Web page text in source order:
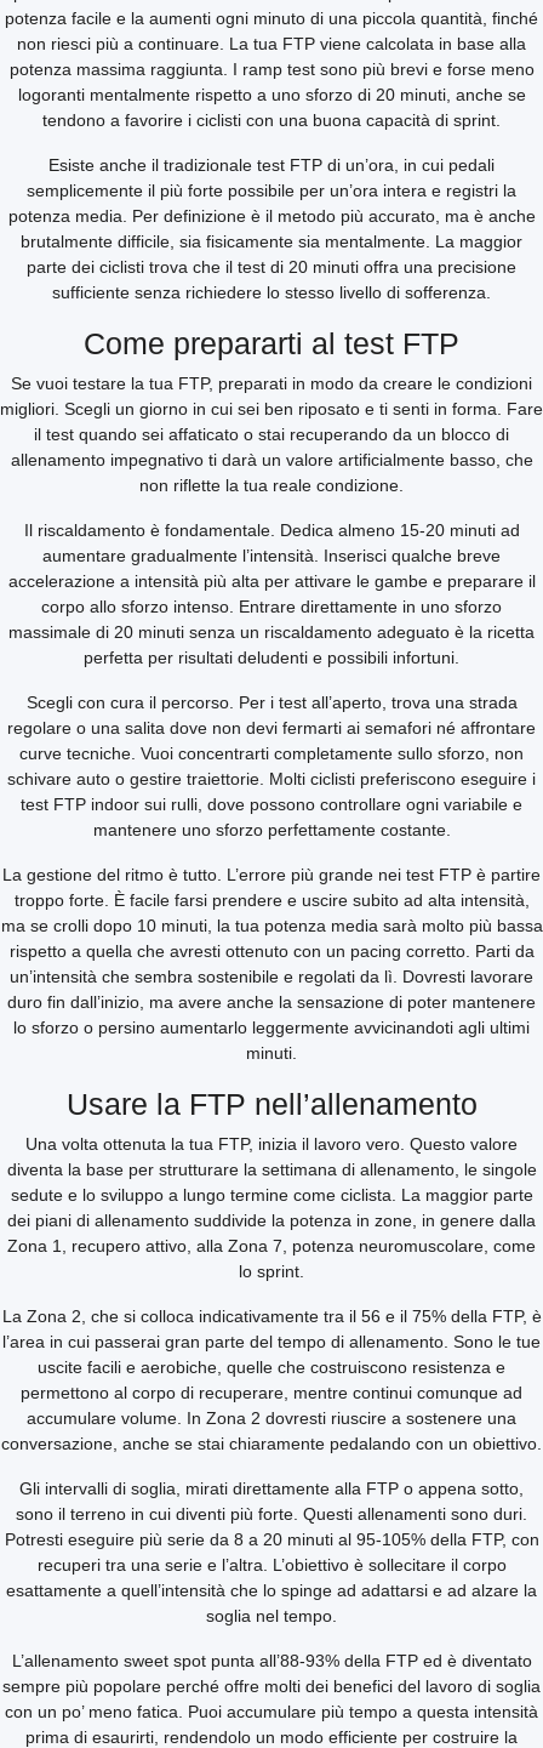
potenza facile e la aumenti ogni minuto di una piccola quantità, finché
non riesci più a continuare. La tua FTP viene calcolata in base alla
potenza massima raggiunta. I ramp test sono più brevi e forse meno
logoranti mentalmente rispetto a uno sforzo di 20 minuti, anche se
tendono a favorire i ciclisti con una buona capacità di sprint.
Esiste anche il tradizionale test FTP di un’ora, in cui pedali
semplicemente il più forte possibile per un’ora intera e registri la
potenza media. Per definizione è il metodo più accurato, ma è anche
brutalmente difficile, sia fisicamente sia mentalmente. La maggior
parte dei ciclisti trova che il test di 20 minuti offra una precisione
sufficiente senza richiedere lo stesso livello di sofferenza.
Come prepararti al test FTP
Se vuoi testare la tua FTP, preparati in modo da creare le condizioni
migliori. Scegli un giorno in cui sei ben riposato e ti senti in forma. Fare
il test quando sei affaticato o stai recuperando da un blocco di
allenamento impegnativo ti darà un valore artificialmente basso, che
non riflette la tua reale condizione.
Il riscaldamento è fondamentale. Dedica almeno 15-20 minuti ad
aumentare gradualmente l’intensità. Inserisci qualche breve
accelerazione a intensità più alta per attivare le gambe e preparare il
corpo allo sforzo intenso. Entrare direttamente in uno sforzo
massimale di 20 minuti senza un riscaldamento adeguato è la ricetta
perfetta per risultati deludenti e possibili infortuni.
Scegli con cura il percorso. Per i test all’aperto, trova una strada
regolare o una salita dove non devi fermarti ai semafori né affrontare
curve tecniche. Vuoi concentrarti completamente sullo sforzo, non
schivare auto o gestire traiettorie. Molti ciclisti preferiscono eseguire i
test FTP indoor sui rulli, dove possono controllare ogni variabile e
mantenere uno sforzo perfettamente costante.
La gestione del ritmo è tutto. L’errore più grande nei test FTP è partire
troppo forte. È facile farsi prendere e uscire subito ad alta intensità,
ma se crolli dopo 10 minuti, la tua potenza media sarà molto più bassa
rispetto a quella che avresti ottenuto con un pacing corretto. Parti da
un’intensità che sembra sostenibile e regolati da lì. Dovresti lavorare
duro fin dall’inizio, ma avere anche la sensazione di poter mantenere
lo sforzo o persino aumentarlo leggermente avvicinandoti agli ultimi
minuti.
Usare la FTP nell’allenamento
Una volta ottenuta la tua FTP, inizia il lavoro vero. Questo valore
diventa la base per strutturare la settimana di allenamento, le singole
sedute e lo sviluppo a lungo termine come ciclista. La maggior parte
dei piani di allenamento suddivide la potenza in zone, in genere dalla
Zona 1, recupero attivo, alla Zona 7, potenza neuromuscolare, come
lo sprint.
La Zona 2, che si colloca indicativamente tra il 56 e il 75% della FTP, è
l’area in cui passerai gran parte del tempo di allenamento. Sono le tue
uscite facili e aerobiche, quelle che costruiscono resistenza e
permettono al corpo di recuperare, mentre continui comunque ad
accumulare volume. In Zona 2 dovresti riuscire a sostenere una
conversazione, anche se stai chiaramente pedalando con un obiettivo.
Gli intervalli di soglia, mirati direttamente alla FTP o appena sotto,
sono il terreno in cui diventi più forte. Questi allenamenti sono duri.
Potresti eseguire più serie da 8 a 20 minuti al 95-105% della FTP, con
recuperi tra una serie e l’altra. L’obiettivo è sollecitare il corpo
esattamente a quell’intensità che lo spinge ad adattarsi e ad alzare la
soglia nel tempo.
L’allenamento sweet spot punta all’88-93% della FTP ed è diventato
sempre più popolare perché offre molti dei benefici del lavoro di soglia
con un po’ meno fatica. Puoi accumulare più tempo a questa intensità
prima di esaurirti, rendendolo un modo efficiente per costruire la